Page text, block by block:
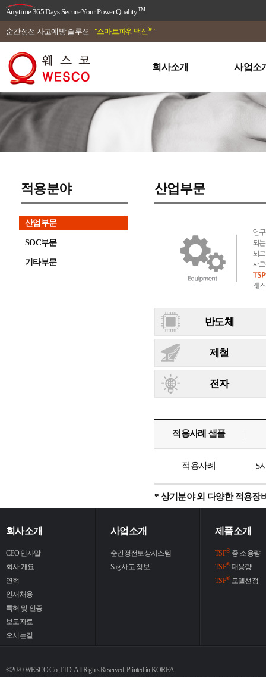
Anytime 365 Days Secure Your Power QualityTM
순간정전 사고예방 솔루션 - "스마트파워백신®"
회사소개 사업소
적용분야
산업부문
SOC부문
기타부문
산업부문
반도체
제철
전자
적용사례 샘플
적용사례 S
* 상기분야 외 다양한 적용장
회사소개
CEO 인사말
회사 개요
연혁
인재채용
특허 및 인증
보도자료
오시는길
사업소개
순간정전보상시스템
Sag 사고 정보
제품소개
TSP®중·소용량
TSP®대용량
TSP®모델선정
©2020 WESCO Co.,LTD. All Rights Reserved. Printed in KOREA.